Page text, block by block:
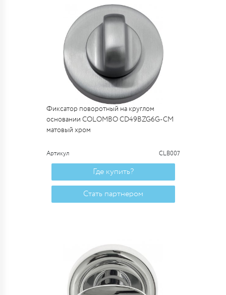
Фиксатор поворотный на круглом
основании COLOMBO CD49BZG6G-CM
матовый хром
Артикул CLB007
Где купить?
Стать партнером